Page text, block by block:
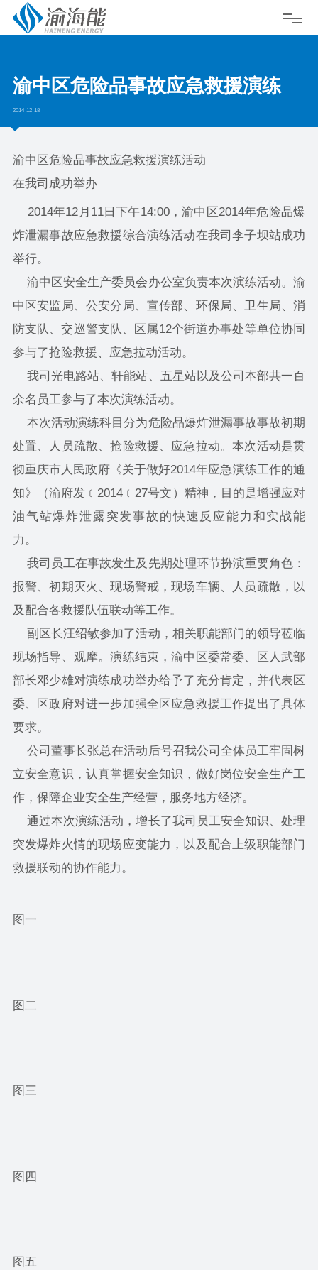
渝中区危险品事故应急救援演练
2014-12-18
渝中区危险品事故应急救援演练活动
在我司成功举办
2014年12月11日下午14:00，渝中区2014年危险品爆
炸泄漏事故应急救援综合演练活动在我司李子坝站成功
举行。
渝中区安全生产委员会办公室负责本次演练活动。渝
中区安监局、公安分局、宣传部、环保局、卫生局、消
防支队、交巡警支队、区属12个街道办事处等单位协同
参与了抢险救援、应急拉动活动。
我司光电路站、轩能站、五星站以及公司本部共一百
余名员工参与了本次演练活动。
本次活动演练科目分为危险品爆炸泄漏事故事故初期
处置、人员疏散、抢险救援、应急拉动。本次活动是贯
彻重庆市人民政府《关于做好2014年应急演练工作的通
知》（渝府发﹝2014﹝27号文）精神，目的是增强应对
油气站爆炸泄露突发事故的快速反应能力和实战能
力。
我司员工在事故发生及先期处理环节扮演重要角色：
报警、初期灭火、现场警戒，现场车辆、人员疏散，以
及配合各救援队伍联动等工作。
副区长汪绍敏参加了活动，相关职能部门的领导莅临
现场指导、观摩。演练结束，渝中区委常委、区人武部
部长邓少雄对演练成功举办给予了充分肯定，并代表区
委、区政府对进一步加强全区应急救援工作提出了具体
要求。
公司董事长张总在活动后号召我公司全体员工牢固树
立安全意识，认真掌握安全知识，做好岗位安全生产工
作，保障企业安全生产经营，服务地方经济。
通过本次演练活动，增长了我司员工安全知识、处理
突发爆炸火情的现场应变能力，以及配合上级职能部门
救援联动的协作能力。
图一
图二
图三
图四
图五